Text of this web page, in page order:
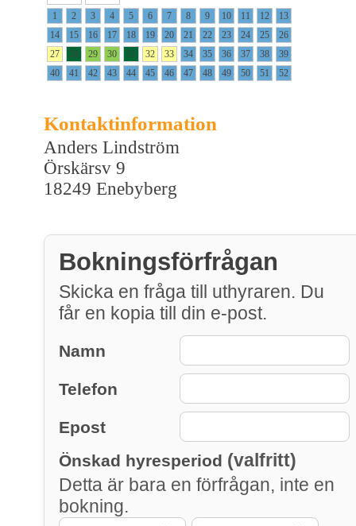
1 2 3 4 5 6 7 8 9 10 11 12
13
14
15 16 17 18 19 20 21 22 23 24 25
26
27
28 29 30 31 32 33 34 35 36 37 38
39
40
41 42 43 44 45 46 47 48 49 50 51 52
Kontaktinformation
Anders Lindström
Örskärsv 9
18249 Enebyberg
Bokningsförfrågan
Skicka en fråga till uthyraren. Du
får en kopia till din e-post.
Namn
Telefon
Epost
Önskad hyresperiod (valfritt)
Detta är bara en förfrågan, inte en
bokning.